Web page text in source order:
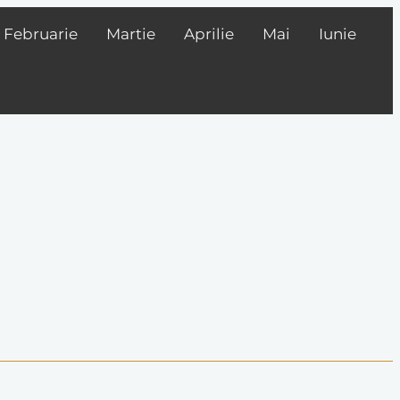
Februarie Martie Aprilie Mai Iunie